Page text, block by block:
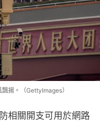
揚。（GettyImages）
相關開支可用於網路